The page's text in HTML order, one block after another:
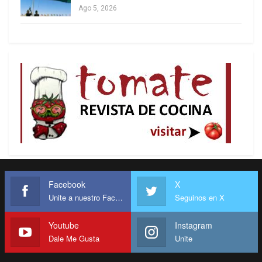
en la contienda por la nominación republicana de
2016. Desde entonces, Cruz se ha volcado por
completo con Trump, pero también se ha
diferenciado de maneras sutiles pero
significativas. Criticólas amenazas del gobierno
de Trump de cancelar
al presentador de
programas nocturnos Jimmy Kimmel por ejercer
su derecho a la libertad de expresión,
calificándolas de «peligrosas». Ha advertido sobre
los aranceles de Trump y
recientementedeclaróque no puede apoyar a uno
Ago 5, 2026
Facebook
Unite a nuestro Facebook
X
Seguinos en X
Youtube
Dale Me Gusta
Instagram
Unite